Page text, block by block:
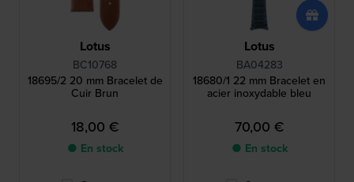
Lotus
BC10768
18695/2 20 mm Bracelet de
Cuir Brun
18,00 €
● En stock
Lotus
BA04283
18680/1 22 mm Bracelet en
acier inoxydable bleu
70,00 €
● En stock